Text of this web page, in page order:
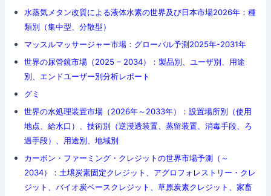
水蒸気メタン改質による液体水素の世界及び日本市場2026年：種
類別（集中型、分散型）
マッスルマッサージャー市場：グローバル予測2025年-2031年
世界の尿管鏡市場（2025 – 2034）：製品別、ユーザ別、用途
別、エンドユーザー別分析レポート
グミ
世界の水処理装置市場（2026年～2033年）：設置場所別（使用
地点、給水口）、技術別（逆浸透装置、蒸留装置、消毒手段、ろ
過手段）、用途別、地域別
カーボン・ファーミング・クレジットの世界市場予測（～
2034）：土壌炭素固定クレジット、アグロフォレストリー・クレ
ジット、バイオ炭ベースクレジット、草原炭素クレジット、家畜